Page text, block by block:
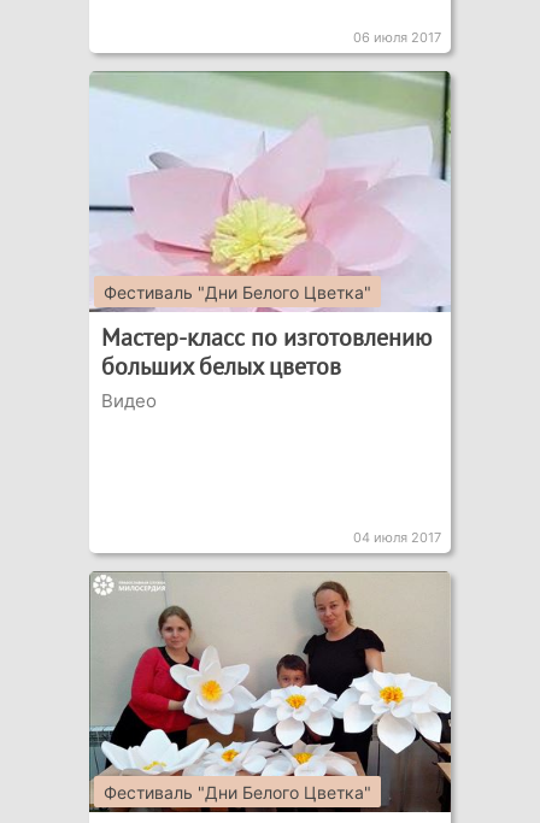
06 июля 2017
Фестиваль "Дни Белого Цветка"
Мастер-класс по изготовлению
больших белых цветов
Видео
04 июля 2017
Фестиваль "Дни Белого Цветка"